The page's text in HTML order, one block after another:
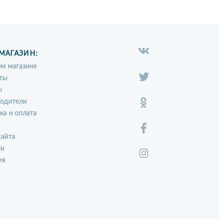
магазине
и оплата